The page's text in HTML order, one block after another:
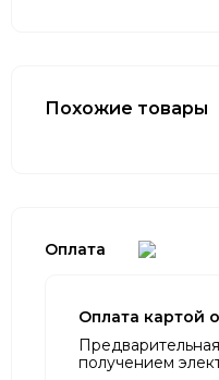
Похожие товары
Оплата
Оплата картой
получением